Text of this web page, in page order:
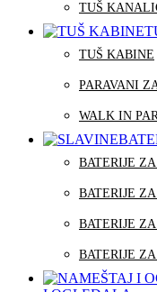
TUŠ
TUŠ KABINE
PARAVANI
WALK IN
BATERIJE
BATERIJE
BATERIJE
BATERIJE